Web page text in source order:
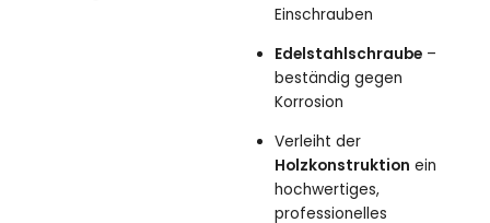
Einschrauben
Edelstahlschraube –
beständig gegen
Korrosion
Verleiht der
Holzkonstruktion ein
hochwertiges,
professionelles